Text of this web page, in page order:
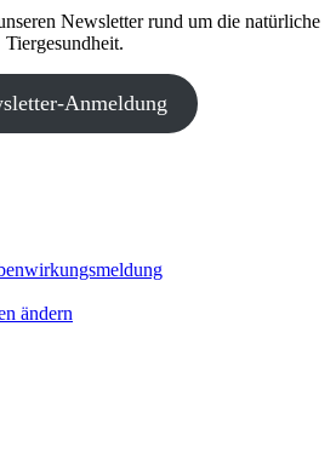
Newsletter rund um die natürliche
Tiergesundheit.
Anmeldung
ändern